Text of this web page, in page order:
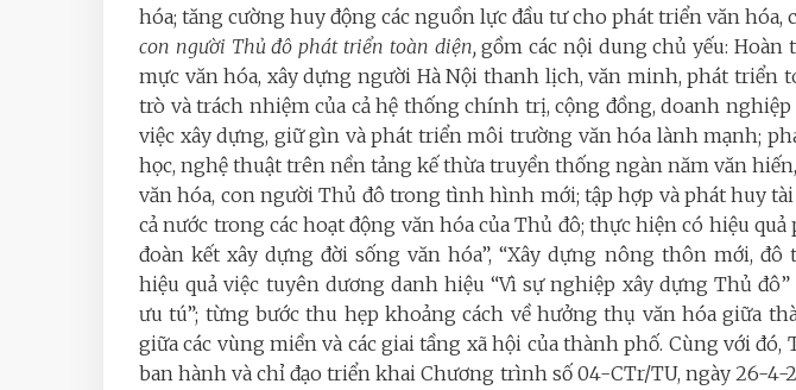
hóa; tăng cường huy động các nguồn lực đầu tư cho phát triển văn hóa,
con người Thủ đô phát triển toàn diện,gồm các nội dung chủ yếu: Hoàn
mực văn hóa, xây dựng người Hà Nội thanh lịch, văn minh, phát triển
trò và trách nhiệm của cả hệ thống chính trị, cộng đồng, doanh
việc xây dựng, giữ gìn và phát triển môi trường văn hóa lành mạnh;
học, nghệ thuật trên nền tảng kế thừa truyền thống ngàn năm văn
văn hóa, con người Thủ đô trong tình hình mới; tập hợp và phát huy
cả nước trong các hoạt động văn hóa của Thủ đô; thực hiện có hiệu
đoàn kết xây dựng đời sống văn hóa”, “Xây dựng nông thôn mới,
hiệu quả việc tuyên dương danh hiệu “Vì sự nghiệp xây dựng Thủ đô”
ưu tú”; từng bước thu hẹp khoảng cách về hưởng thụ văn hóa giữa
giữa các vùng miền và các giai tầng xã hội của thành phố. Cùng với đó,
ban hành và chỉ đạo triển khai Chương trình số 04-CTr/TU, ngày 26-4-